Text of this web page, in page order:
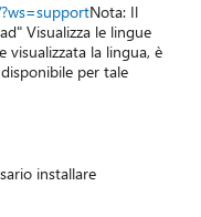
Nota: Il
Visualizza le lingue
visualizzata la lingua, è
per tale
installare